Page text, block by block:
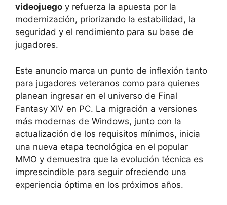
videojuego y refuerza la apuesta por la
modernización, priorizando la estabilidad, la
seguridad y el rendimiento para su base de
jugadores.
Este anuncio marca un punto de inflexión tanto
para jugadores veteranos como para quienes
planean ingresar en el universo de Final
Fantasy XIV en PC. La migración a versiones
más modernas de Windows, junto con la
actualización de los requisitos mínimos, inicia
una nueva etapa tecnológica en el popular
MMO y demuestra que la evolución técnica es
imprescindible para seguir ofreciendo una
experiencia óptima en los próximos años.